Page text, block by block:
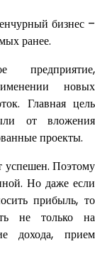
бизнес –
ранее.
предприятие,
новых
Главная цель
от вложения
проекты.
успешен. Поэтому
Но даже если
прибыль, то
не только на
дохода, прием